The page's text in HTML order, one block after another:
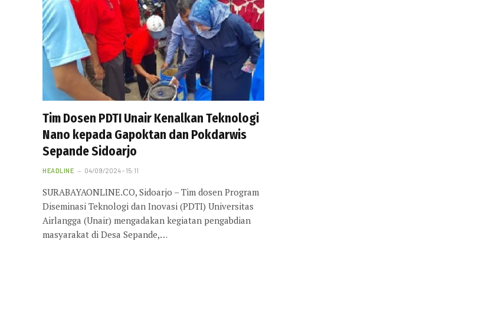
Tim Dosen PDTI Unair Kenalkan Teknologi
Nano kepada Gapoktan dan Pokdarwis
Sepande Sidoarjo
HEADLINE 04/09/2024 - 15:11
SURABAYAONLINE.CO, Sidoarjo – Tim dosen Program
Diseminasi Teknologi dan Inovasi (PDTI) Universitas
Airlangga (Unair) mengadakan kegiatan pengabdian
masyarakat di Desa Sepande,…